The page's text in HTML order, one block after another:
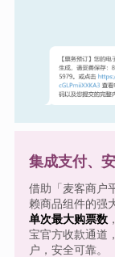
集成支付、
借助「麦客商户
赖商品组件的强
单次最大购票数
宝官方收款通道
户，安全可靠。